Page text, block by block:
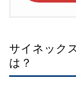
サイネック
は？